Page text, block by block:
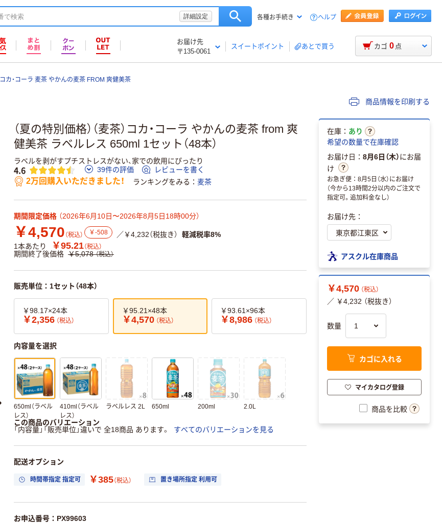
詳細設定 各種お手続き ヘルプ
お届け先
〒135-0061
スイートポイント あとで買う カゴ 0 点
コカ・コーラ 麦茶 やかんの麦茶 FROM 爽健美茶
商品情報を印刷する
（夏の特別価格）（麦茶）コカ・コーラ やかんの麦茶 from 爽
健美茶 ラベルレス 650ml 1セット（48本）
ラベルを剥がすプチストレスがない、家での飲用にぴったり
4.6 39件の評価 レビューを書く
2万回購入いただきました！ ランキングをみる 麦茶
期間限定価格 （2026年6月10日〜2026年8月5日18時00分）
￥4,570 （税込） ￥-508 ／￥4,232（税抜き）
軽減税率8%
1本あたり
￥95.21（税込）
期間終了後価格 ￥5,078 （税込）
販売単位：1セット（48本）
￥98.17×24本
￥2,356 （税込）
￥95.21×48本
￥4,570 （税込）
￥93.61×96本
￥8,986 （税込）
内容量を選択
650ml（ラベル
レス）
410ml（ラベル
レス）
ラベルレス 2L 650ml 200ml 2.0L
この商品のバリエーション
「内容量」「販売単位」違いで 全18商品 あります。
すべてのバリエーションを見る
配送オプション
時間帯指定 指定可 ￥385（税込） 置き場所指定 利用可
お申込番号：PX99603
在庫： あり
希望の数量で在庫確認
お届け日： 8月6日（木）にお届
け
お急ぎ便：8月5日（水）にお届け
（今から13時間2分以内のご注文で
指定可。追加料金なし）
お届け先：
アスクル在庫商品
￥4,570 （税込）
／ ￥4,232 （税抜き）
数量
カゴに入れる
マイカタログ登録
商品を比較